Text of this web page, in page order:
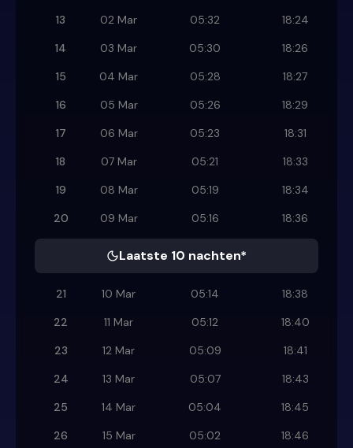
13
02 Mar 05:32
18:24
14
03 Mar 05:30
18:26
15
04 Mar 05:28
18:27
16
05 Mar 05:26
18:29
17
06 Mar 05:23
18:31
18
07 Mar 05:21
18:33
19
08 Mar 05:19
18:34
20
09 Mar 05:16 18:36
Laatste 10 nachten*
21 10 Mar 05:14
18:38
22
11 Mar 05:12
18:40
23
12 Mar 05:09
18:41
24
13 Mar 05:07
18:43
25
14 Mar 05:04
18:45
26
15 Mar 05:02
18:46